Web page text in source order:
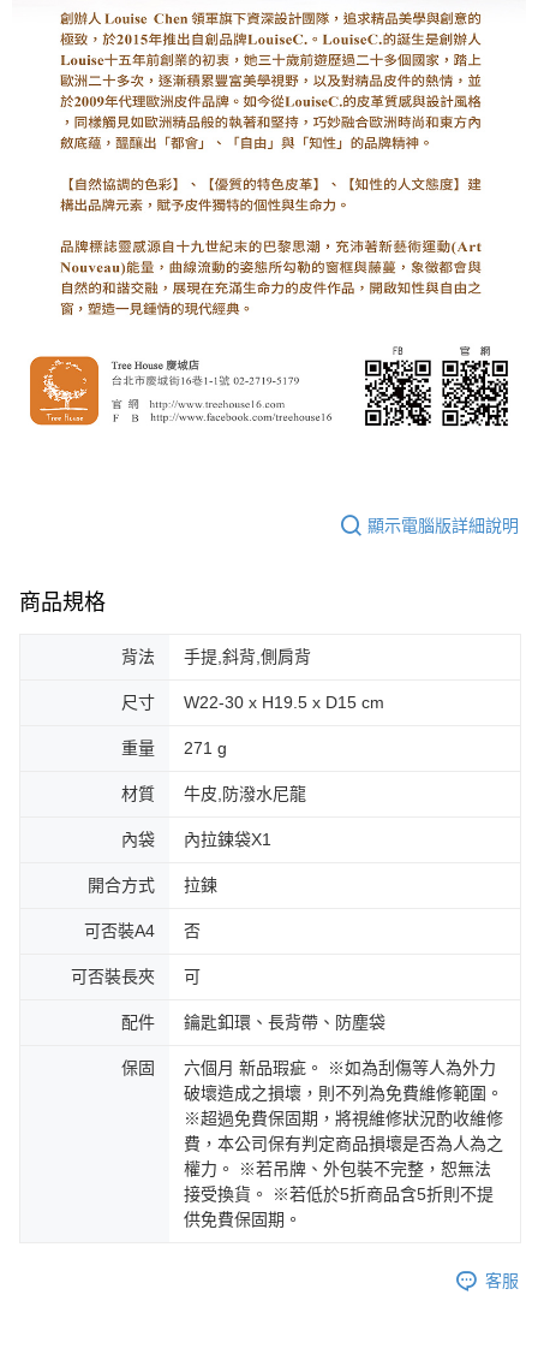
顯示電腦版詳細說明
商品規格
背法 手提,斜背,側肩背
尺寸 W22-30 x H19.5 x D15 cm
重量 271 g
材質 牛皮,防潑水尼龍
內袋 內拉鍊袋X1
開合方式 拉鍊
可否裝A4 否
可否裝長夾 可
配件 鑰匙釦環、長背帶、防塵袋
保固
六個月 新品瑕疵。 ※如為刮傷等人為外力
破壞造成之損壞，則不列為免費維修範圍。
※超過免費保固期，將視維修狀況酌收維修
費，本公司保有判定商品損壞是否為人為之
權力。 ※若吊牌、外包裝不完整，恕無法
接受換貨。 ※若低於5折商品含5折則不提
供免費保固期。
客服